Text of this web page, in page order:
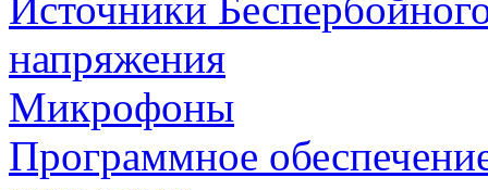
Источники
напряжения
Микрофоны
Программное